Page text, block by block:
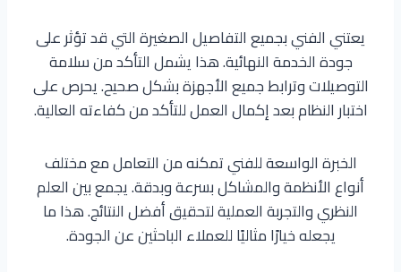
يعتني الفني بجميع التفاصيل الصغيرة التي قد تؤثر على
جودة الخدمة النهائية. هذا يشمل التأكد من سلامة
التوصيلات وترابط جميع الأجهزة بشكل صحيح. يحرص على
اختبار النظام بعد إكمال العمل للتأكد من كفاءته العالية.
الخبرة الواسعة للفني تمكنه من التعامل مع مختلف
أنواع الأنظمة والمشاكل بسرعة وبدقة. يجمع بين العلم
النظري والتجربة العملية لتحقيق أفضل النتائج. هذا ما
يجعله خيارًا مثاليًا للعملاء الباحثين عن الجودة.